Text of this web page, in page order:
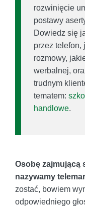
rozwinięcie
postawy
Dowiedz się
przez telefon,
rozmowy,
werbalnej,
trudnym
tematem:
handlowe.
Osobę zajmującą
nazywamy
zostać, bowiem
odpowiedniego